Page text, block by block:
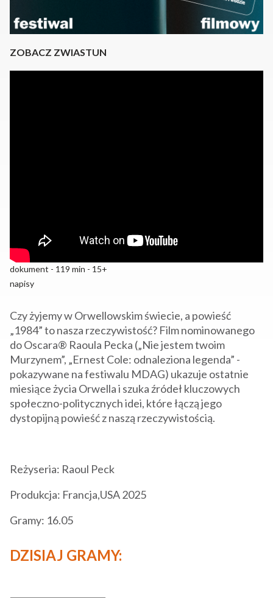
ZOBACZ ZWIASTUN
dokument - 119 min - 15+
napisy
Czy żyjemy w Orwellowskim świecie, a powieść
„1984” to nasza rzeczywistość? Film nominowanego
do Oscara® Raoula Pecka („Nie jestem twoim
Murzynem”, „Ernest Cole: odnaleziona legenda” -
pokazywane na festiwalu MDAG) ukazuje ostatnie
miesiące życia Orwella i szuka źródeł kluczowych
społeczno-politycznych idei, które łączą jego
dystopijną powieść z naszą rzeczywistością.
Reżyseria: Raoul Peck
Produkcja: Francja,USA 2025
Gramy: 16.05
DZISIAJ GRAMY: